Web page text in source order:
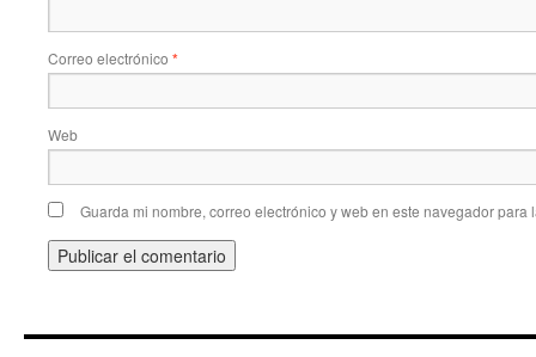
Correo electrónico *
Web
Guarda mi nombre, correo electrónico y web en este navegador para